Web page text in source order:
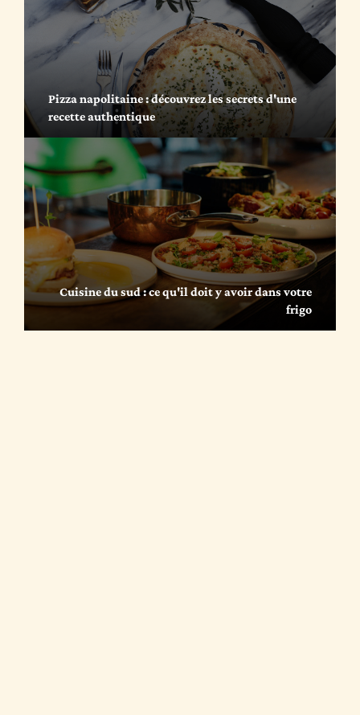
Pizza napolitaine : découvrez les secrets d'une
recette authentique
Cuisine du sud : ce qu'il doit y avoir dans votre
frigo